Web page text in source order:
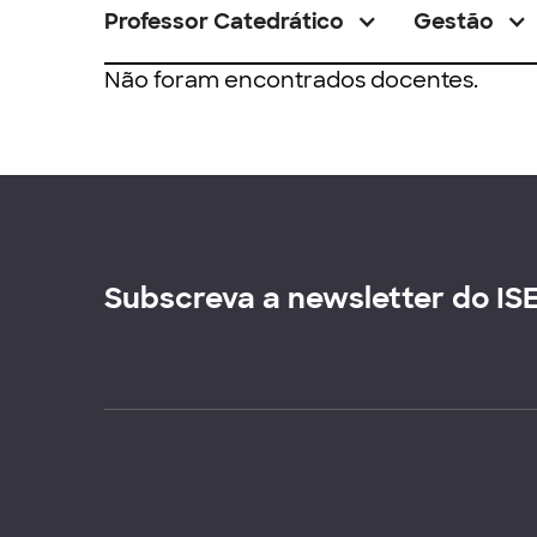
Professor Catedrático Gestão
Não foram encontrados docentes.
Subscreva a newsletter do